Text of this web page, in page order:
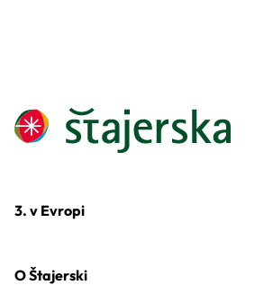
3. v Evropi
O Štajerski